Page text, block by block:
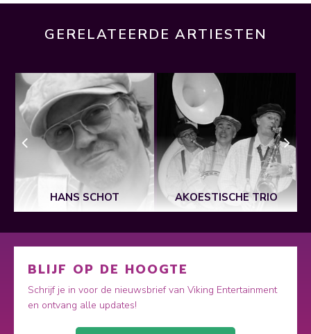
GERELATEERDE ARTIESTEN
HANS SCHOT AKOESTISCHE TRIO
BLIJF OP DE HOOGTE
Schrijf je in voor de nieuwsbrief van Viking Entertainment
en ontvang alle updates!